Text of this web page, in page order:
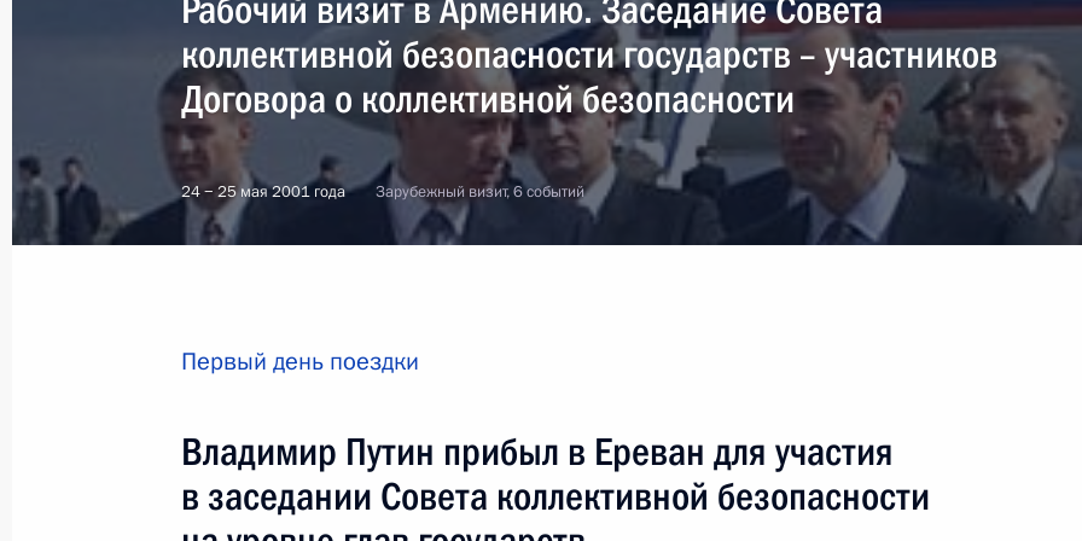
2
Рабочий визит в Армению. Заседание Совета
коллективной безопасности государств – участников
Договора о коллективной безопасности
24 − 25 мая 2001 года Зарубежный визит, 6 событий
Первый день поездки
Владимир Путин прибыл в Ереван для участия
в заседании Совета коллективной безопасности